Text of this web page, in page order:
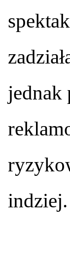
jednak
indziej.